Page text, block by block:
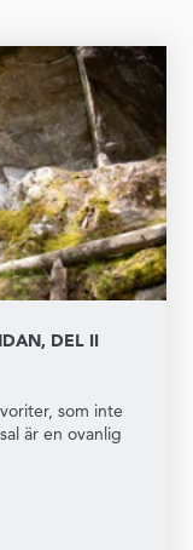
DEL II
som inte
är en ovanlig